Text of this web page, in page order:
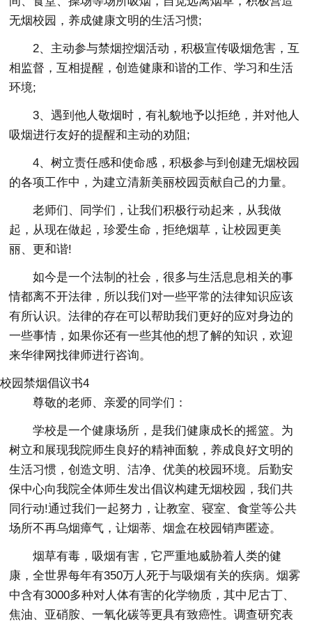
无烟校园，养成健康文明的生活习惯;
2、主动参与禁烟控烟活动，积极宣传吸烟危害，互
相监督，互相提醒，创造健康和谐的工作、学习和生活
环境;
3、遇到他人敬烟时，有礼貌地予以拒绝，并对他人
吸烟进行友好的提醒和主动的劝阻;
4、树立责任感和使命感，积极参与到创建无烟校园
的各项工作中，为建立清新美丽校园贡献自己的力量。
老师们、同学们，让我们积极行动起来，从我做
起，从现在做起，珍爱生命，拒绝烟草，让校园更美
丽、更和谐!
如今是一个法制的社会，很多与生活息息相关的事
情都离不开法律，所以我们对一些平常的法律知识应该
有所认识。法律的存在可以帮助我们更好的应对身边的
一些事情，如果你还有一些其他的想了解的知识，欢迎
来华律网找律师进行咨询。
校园禁烟倡议书4
尊敬的老师、亲爱的同学们：
学校是一个健康场所，是我们健康成长的摇篮。为
树立和展现我院师生良好的精神面貌，养成良好文明的
生活习惯，创造文明、洁净、优美的校园环境。后勤安
保中心向我院全体师生发出倡议构建无烟校园，我们共
同行动!通过我们一起努力，让教室、寝室、食堂等公共
场所不再乌烟瘴气，让烟蒂、烟盒在校园销声匿迹。
烟草有毒，吸烟有害，它严重地威胁着人类的健
康，全世界每年有350万人死于与吸烟有关的疾病。烟雾
中含有3000多种对人体有害的化学物质，其中尼古丁、
焦油、亚硝胺、一氧化碳等更具有致癌性。调查研究表